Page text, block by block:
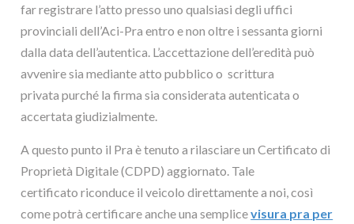
far registrare l’atto presso uno qualsiasi degli uffici
provinciali dell’Aci-Pra entro e non oltre i sessanta giorni
dalla data dell’autentica. L’accettazione dell’eredità può
avvenire sia mediante atto pubblico o scrittura
privata purché la firma sia considerata autenticata o
accertata giudizialmente.
A questo punto il Pra è tenuto a rilasciare un Certificato di
Proprietà Digitale (CDPD) aggiornato. Tale
certificato riconduce il veicolo direttamente a noi, così
come potrà certificare anche una semplicevisura pra per